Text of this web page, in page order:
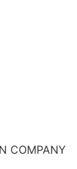
COMPANY